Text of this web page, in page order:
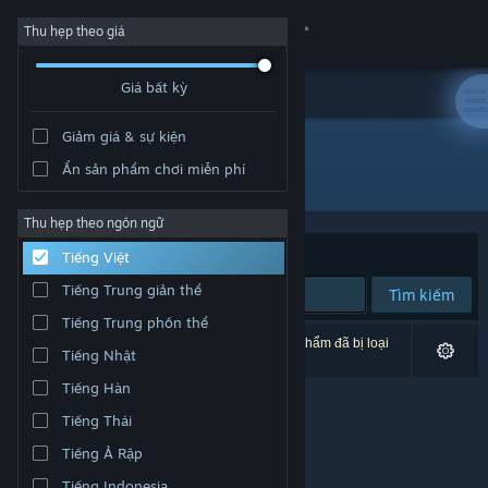
Đăng nhập
Cộng đồng
Thông tin
Hỗ trợ
Thay đổi ngôn ngữ
Cài ứng dụng Steam di động
Xem web cho desktop
Thu hẹp theo giá
Giá bất kỳ
Giảm giá & sự kiện
Ẩn sản phẩm chơi miễn phí
Thu hẹp theo ngôn ngữ
Tiếng Việt
Tiếng Trung giản thể
Tiếng Trung phồn thể
Tiếng Nhật
Tiếng Hàn
Tiếng Thái
Tiếng Ả Rập
Nhà phát hành: Maxint LLC
Xếp theo Độ liên quan
Tìm kiếm
0 kết quả phù hợp tìm kiếm của bạn. 1 tựa sản phẩm đã bị loại
trừ dựa trên tùy chỉnh của bạn.